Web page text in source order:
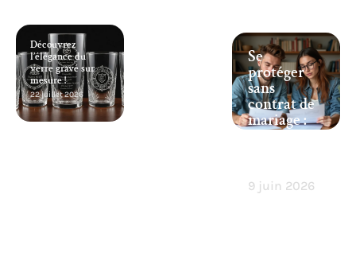
Découvrez
l’élégance du
verre gravé sur
mesure !
22 juillet 2026
Se
protéger
sans
contrat de
mariage :
conseils et
9 juin 2026